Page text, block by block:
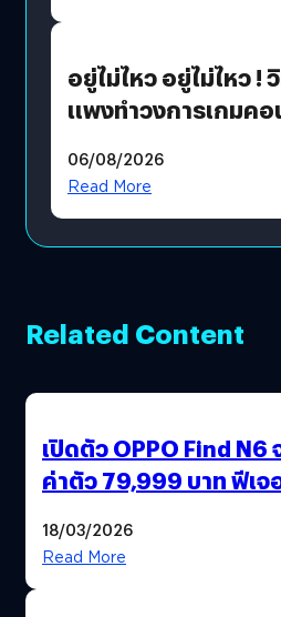
อยู่ไม่ไหว อยู่ไม่ไหว !
แพงทำวงการเกมคอ
?
06/08/2026
Read More
Related Content
เปิดตัว OPPO Find
ค่าตัว 79,999 บาท ฟีเจ
18/03/2026
Read More